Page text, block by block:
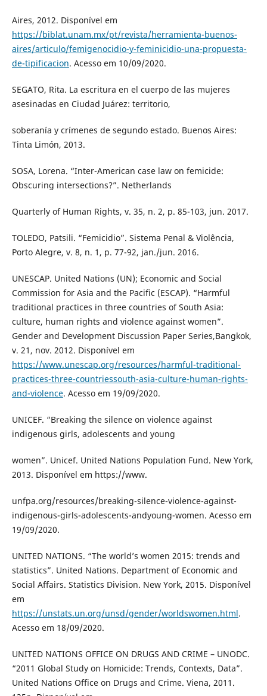
Aires, 2012. Disponível em
https://biblat.unam.mx/pt/revista/herramienta-buenos-
aires/articulo/femigenocidio-y-feminicidio-una-propuesta-
de-tipificacion. Acesso em 10/09/2020.
SEGATO, Rita. La escritura en el cuerpo de las mujeres
asesinadas en Ciudad Juárez: territorio,
soberanía y crímenes de segundo estado. Buenos Aires:
Tinta Limón, 2013.
SOSA, Lorena. “Inter-American case law on femicide:
Obscuring intersections?”. Netherlands
Quarterly of Human Rights, v. 35, n. 2, p. 85-103, jun. 2017.
TOLEDO, Patsili. “Femicidio”. Sistema Penal & Violência,
Porto Alegre, v. 8, n. 1, p. 77-92, jan./jun. 2016.
UNESCAP. United Nations (UN); Economic and Social
Commission for Asia and the Pacific (ESCAP). “Harmful
traditional practices in three countries of South Asia:
culture, human rights and violence against women”.
Gender and Development Discussion Paper Series,Bangkok,
v. 21, nov. 2012. Disponível em
https://www.unescap.org/resources/harmful-traditional-
practices-three-countriessouth-asia-culture-human-rights-
and-violence. Acesso em 19/09/2020.
UNICEF. “Breaking the silence on violence against
indigenous girls, adolescents and young
women”. Unicef. United Nations Population Fund. New York,
2013. Disponível em https://www.
unfpa.org/resources/breaking-silence-violence-against-
indigenous-girls-adolescents-andyoung-women. Acesso em
19/09/2020.
UNITED NATIONS. “The world’s women 2015: trends and
statistics”. United Nations. Department of Economic and
Social Affairs. Statistics Division. New York, 2015. Disponível
em
https://unstats.un.org/unsd/gender/worldswomen.html.
Acesso em 18/09/2020.
UNITED NATIONS OFFICE ON DRUGS AND CRIME – UNODC.
“2011 Global Study on Homicide: Trends, Contexts, Data”.
United Nations Office on Drugs and Crime. Viena, 2011.